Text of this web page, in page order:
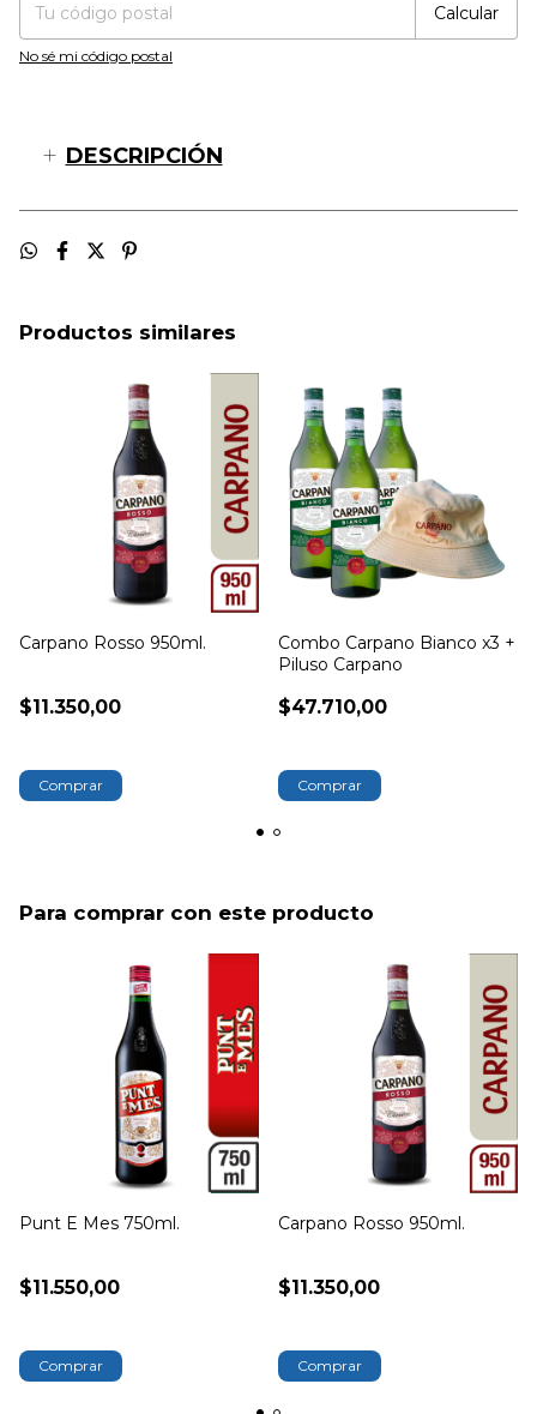
Calcular
No sé mi código postal
DESCRIPCIÓN
Productos similares
Carpano Rosso 950ml.
$11.350,00
Combo Carpano Bianco x3 +
Piluso Carpano
$47.710,00
Para comprar con este producto
Punt E Mes 750ml.
$11.550,00
Carpano Rosso 950ml.
$11.350,00